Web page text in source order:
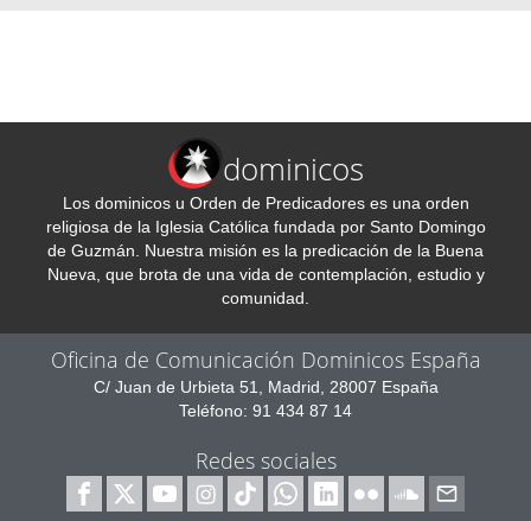
dominicos
Los dominicos u Orden de Predicadores es una orden
religiosa de la Iglesia Católica fundada por Santo Domingo
de Guzmán. Nuestra misión es la predicación de la Buena
Nueva, que brota de una vida de contemplación, estudio y
comunidad.
Oficina de Comunicación Dominicos España
C/ Juan de Urbieta 51, Madrid, 28007 España
Teléfono: 91 434 87 14
Redes sociales